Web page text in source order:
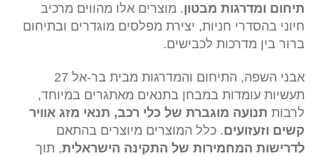
תיחום ומדרגות מבטון. מוצרים אלו מהווים מרכיב
חיוני בהסדרי חניות, יצירת מפלסים מוגדרים ובתיחום
ברור בין מדרכות לכבישים.
אבני השפה, התיחום והמדרגות מבית בר-אל 27
תעשיות עומדות במבחן בתנאים מאתגרים במיוחד,
לרבות תנועה מוגברת של כלי רכב, תנאי מזג אוויר
קשים וזעזועים. כלל המוצרים מיוצרים בהתאם
לדרישות המחמירות של התקינה הישראלית, תוך